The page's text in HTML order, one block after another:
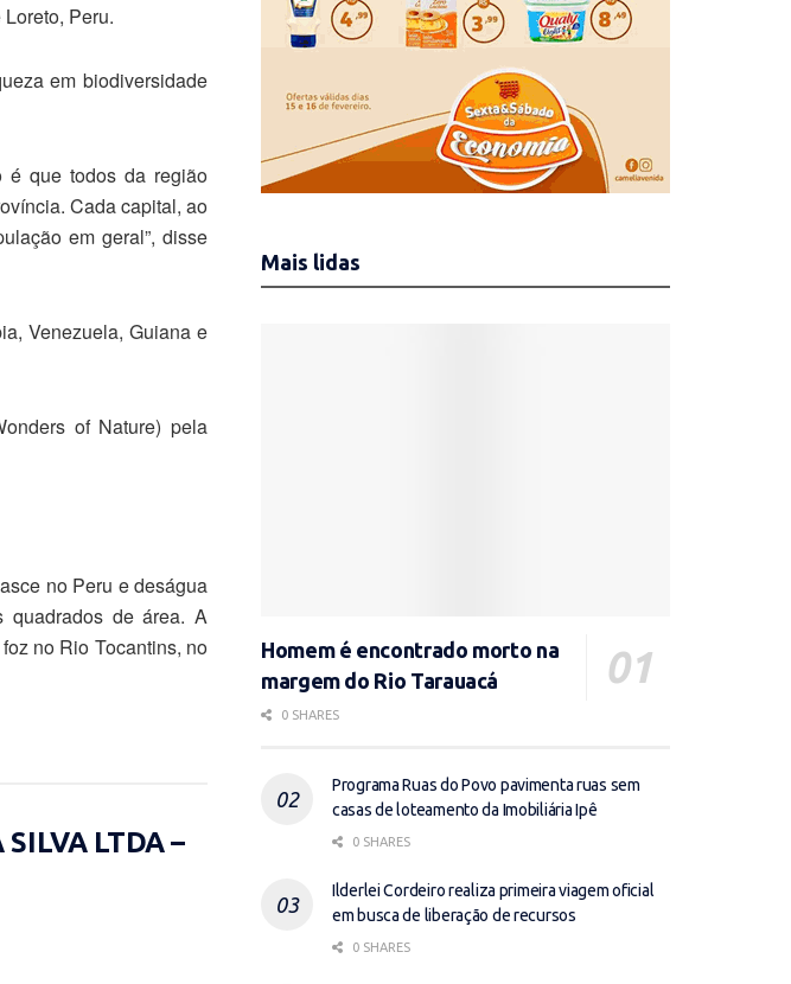
Peru.
em biodiversidade
é que todos da região
Cada capital, ao
em geral”, disse
Venezuela, Guiana e
of Nature) pela
no Peru e deságua
de área. A
no Rio Tocantins, no
LTDA –
Mais lidas
Homem é encontrado morto na
margem do Rio Tarauacá
0 SHARES
Programa Ruas do Povo pavimenta ruas sem
casas de loteamento da Imobiliária Ipê
0 SHARES
Ilderlei Cordeiro realiza primeira viagem oficial
em busca de liberação de recursos
0 SHARES